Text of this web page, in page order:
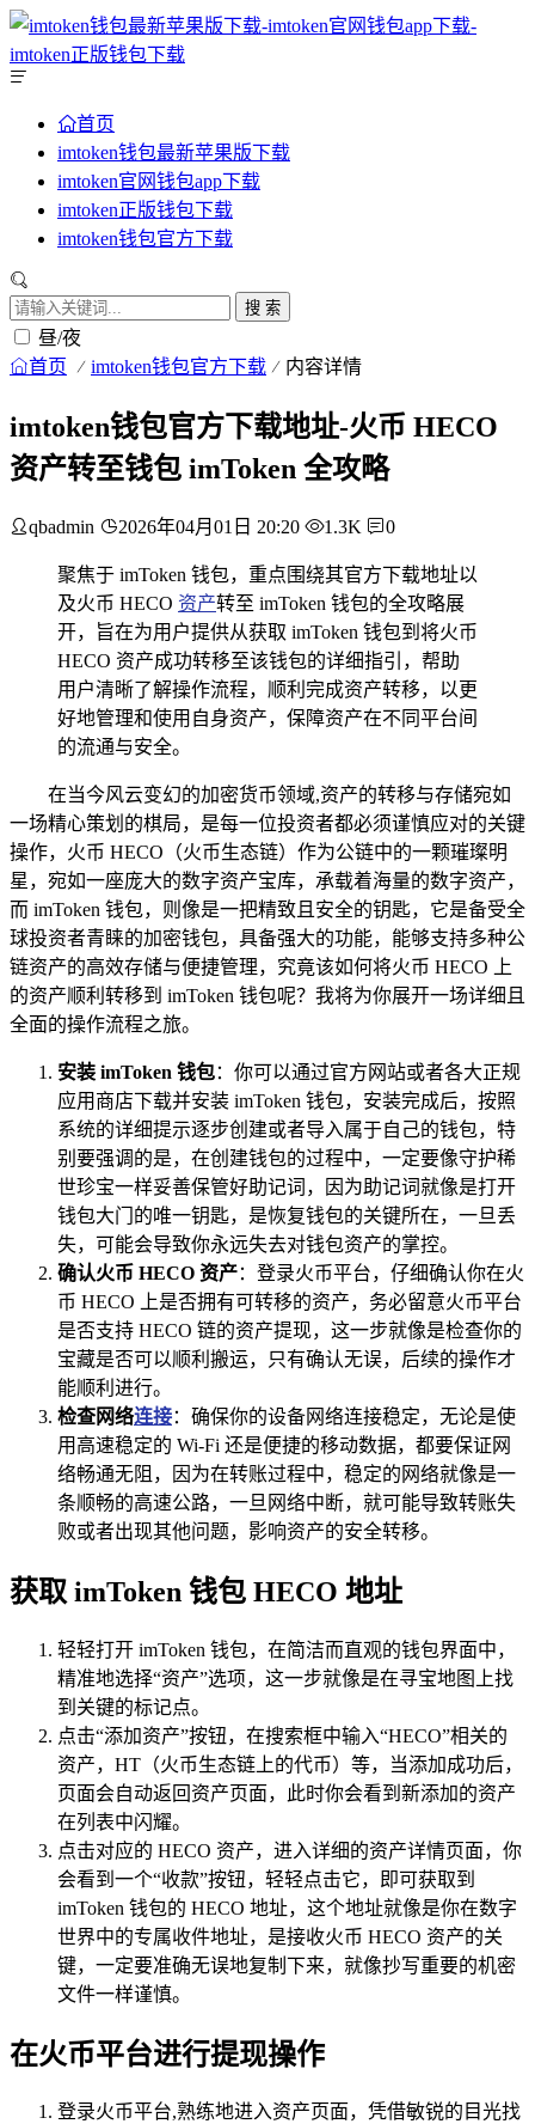
首页
imtoken钱包最新苹果版下载
imtoken官网钱包app下载
imtoken正版钱包下载
imtoken钱包官方下载
搜 索
昼/夜
首页 imtoken钱包官方下载 内容详情
imtoken钱包官方下载地址-火币 HECO
资产转至钱包 imToken 全攻略
qbadmin 2026年04月01日 20:20 1.3K 0
聚焦于 imToken 钱包，重点围绕其官方下载地址以
及火币 HECO 资产转至 imToken 钱包的全攻略展
开，旨在为用户提供从获取 imToken 钱包到将火币
HECO 资产成功转移至该钱包的详细指引，帮助
用户清晰了解操作流程，顺利完成资产转移，以更
好地管理和使用自身资产，保障资产在不同平台间
的流通与安全。
在当今风云变幻的加密货币领域,资产的转移与存储宛如
一场精心策划的棋局，是每一位投资者都必须谨慎应对的关键
操作，火币 HECO（火币生态链）作为公链中的一颗璀璨明
星，宛如一座庞大的数字资产宝库，承载着海量的数字资产，
而 imToken 钱包，则像是一把精致且安全的钥匙，它是备受全
球投资者青睐的加密钱包，具备强大的功能，能够支持多种公
链资产的高效存储与便捷管理，究竟该如何将火币 HECO 上
的资产顺利转移到 imToken 钱包呢？我将为你展开一场详细且
全面的操作流程之旅。
安装 imToken 钱包：你可以通过官方网站或者各大正规
应用商店下载并安装 imToken 钱包，安装完成后，按照
系统的详细提示逐步创建或者导入属于自己的钱包，特
别要强调的是，在创建钱包的过程中，一定要像守护稀
世珍宝一样妥善保管好助记词，因为助记词就像是打开
钱包大门的唯一钥匙，是恢复钱包的关键所在，一旦丢
失，可能会导致你永远失去对钱包资产的掌控。
确认火币 HECO 资产：登录火币平台，仔细确认你在火
币 HECO 上是否拥有可转移的资产，务必留意火币平台
是否支持 HECO 链的资产提现，这一步就像是检查你的
宝藏是否可以顺利搬运，只有确认无误，后续的操作才
能顺利进行。
检查网络连接：确保你的设备网络连接稳定，无论是使
用高速稳定的 Wi-Fi 还是便捷的移动数据，都要保证网
络畅通无阻，因为在转账过程中，稳定的网络就像是一
条顺畅的高速公路，一旦网络中断，就可能导致转账失
败或者出现其他问题，影响资产的安全转移。
获取 imToken 钱包 HECO 地址
轻轻打开 imToken 钱包，在简洁而直观的钱包界面中，
精准地选择“资产”选项，这一步就像是在寻宝地图上找
到关键的标记点。
点击“添加资产”按钮，在搜索框中输入“HECO”相关的
资产，HT（火币生态链上的代币）等，当添加成功后，
页面会自动返回资产页面，此时你会看到新添加的资产
在列表中闪耀。
点击对应的 HECO 资产，进入详细的资产详情页面，你
会看到一个“收款”按钮，轻轻点击它，即可获取到
imToken 钱包的 HECO 地址，这个地址就像是你在数字
世界中的专属收件地址，是接收火币 HECO 资产的关
键，一定要准确无误地复制下来，就像抄写重要的机密
文件一样谨慎。
在火币平台进行提现操作
登录火币平台,熟练地进入资产页面，凭借敏锐的目光找